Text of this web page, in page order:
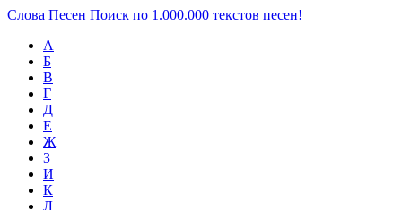
Слова Песен Поиск по 1.000.000 текстов песен!
А
Б
В
Г
Д
Е
Ж
З
И
К
Л